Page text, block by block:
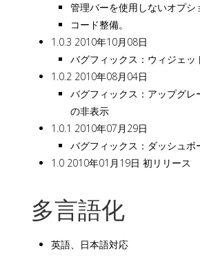
管理バーを使用しないオプシ
コード整備。
1.0.3 2010年10月08日
バグフィックス：ウィジェッ
1.0.2 2010年08月04日
バグフィックス：アップグレ
の非表示
1.0.1 2010年07月29日
バグフィックス：ダッシュボ
1.0 2010年01月19日 初リリース
多言語化
英語、日本語対応